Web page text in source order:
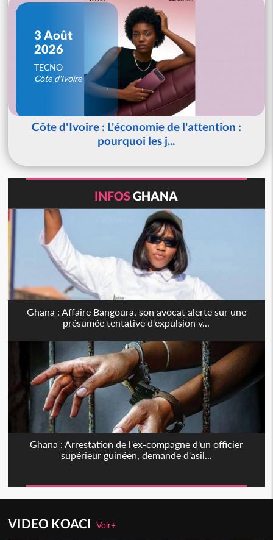
3 Août
2026
TECNO
Côte d'Ivoire
Côte d'Ivoire : L'économie de l'attention :
pourquoi les j...
INFOSGHANA
Ghana : Affaire Bangoura, son avocat alerte sur une
présumée tentative d'expulsion v...
Ghana : Arrestation de l'ex-compagne d'un officier
supérieur guinéen, demande d'asil...
VIDEO KOACIVoir+